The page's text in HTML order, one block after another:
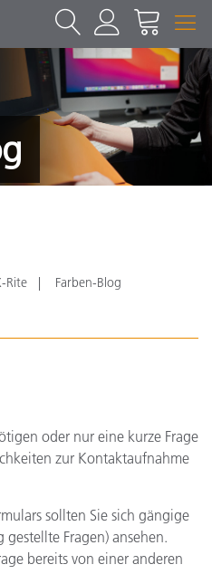
Rite Farben-Blog
oder nur eine kurze Frage
zur Kontaktaufnahme
sollten Sie sich gängige
gestellte Fragen) ansehen.
bereits von einer anderen